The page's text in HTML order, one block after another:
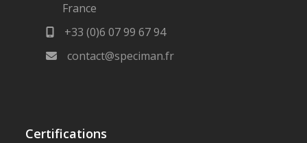
France
+33 (0)6 07 99 67 94
contact@speciman.fr
Certifications